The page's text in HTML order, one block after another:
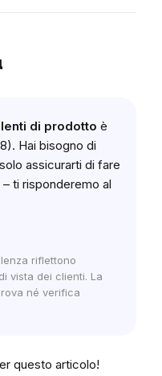
di prodotto è
Hai bisogno di
assicurarti di fare
ti risponderemo al
riflettono
vista dei clienti. La
né verifica
questo articolo!